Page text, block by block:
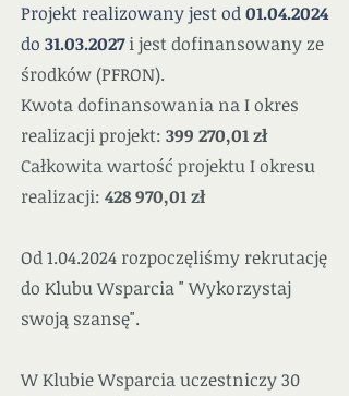
Projekt realizowany jest od01.04.2024
do 31.03.2027 i jest dofinansowany ze
środków (PFRON).
Kwota dofinansowania na I okres
realizacji projekt: 399 270,01zł
Całkowita wartość projektu I okresu
realizacji: 428 970,01 zł
Od1.04.2024 rozpoczęliśmy rekrutację
do Klubu Wsparcia " Wykorzystaj
swoją szansę".
W Klubie Wsparcia uczestniczy 30